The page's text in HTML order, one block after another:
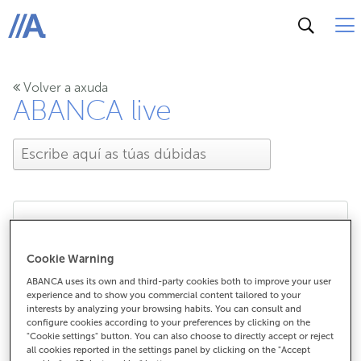
ABANCA
Volver a axuda
ABANCA live
Que obxectivos ten
ABANCA live Deporte?
Que obxectivos ten ABANCA live
Cookie Warning
ABANCA uses its own and third-party cookies both to improve your user
experience and to show you commercial content tailored to your
interests by analyzing your browsing habits. You can consult and
configure cookies according to your preferences by clicking on the
"Cookie settings" button. You can also choose to directly accept or reject
all cookies reported in the settings panel by clicking on the "Accept